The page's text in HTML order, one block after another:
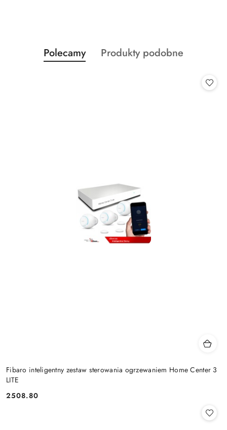
Pomiń karuzelę produktów
Produkty
o
Polecamy
Produkty
Produkty podobne
Fibaro inteligentny zestaw sterowania ogrzewaniem Home Center 3
LITE
Cena:
2508.80